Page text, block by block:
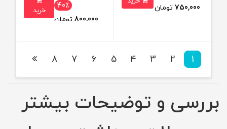
750,000 تومان
40٪
800,000تومان
خرید
1
2
3
4
5
6
7
8
بررسی و توضیحات بیشتر